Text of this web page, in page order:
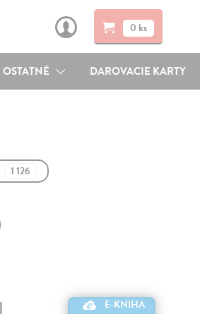
0 ks
OSTATNÉ DAROVACIE KARTY
1 126
E-KNIHA